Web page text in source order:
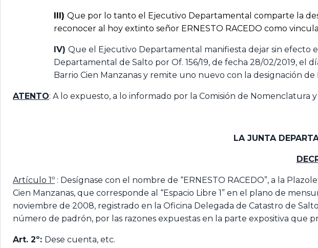
III) Que por lo tanto el Ejecutivo Departamental comparte la
reconocer al hoy extinto señor ERNESTO RACEDO como
IV) Que el Ejecutivo Departamental manifiesta dejar sin efecto
Departamental de Salto por Of. 156/19, de fecha 28/02/2019, el
Barrio Cien Manzanas y remite uno nuevo con la designación
ATENTO: A lo expuesto, a lo informado por la Comisión de Nomenclatura
LA JUNTA
Artículo 1º : Desígnase con el nombre de “ERNESTO RACEDO”, a la
Cien Manzanas, que corresponde al “Espacio Libre 1” en el plano de
noviembre de 2008, registrado en la Oficina Delegada de Catastro de
número de padrón, por las razones expuestas en la parte expositiva que
Art. 2º: Dese cuenta, etc.